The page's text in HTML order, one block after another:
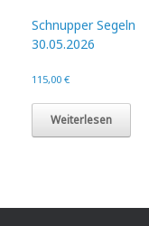
Schnupper Segeln
30.05.2026
115,00 €
Weiterlesen